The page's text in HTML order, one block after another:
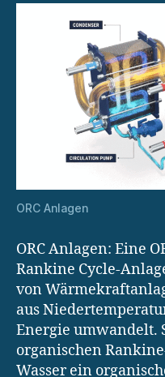
ORC Anlagen
ORC Anlagen: Eine
Rankine Cycle-
von
aus
Energie umwandelt.
organischen
Wasser ein